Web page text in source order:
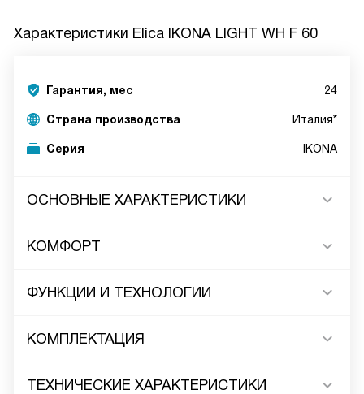
Характеристики Elica IKONA LIGHT WH F 60
Гарантия, мес 24
Страна производства Италия*
Серия IKONA
ОСНОВНЫЕ ХАРАКТЕРИСТИКИ
КОМФОРТ
ФУНКЦИИ И ТЕХНОЛОГИИ
КОМПЛЕКТАЦИЯ
ТЕХНИЧЕСКИЕ ХАРАКТЕРИСТИКИ